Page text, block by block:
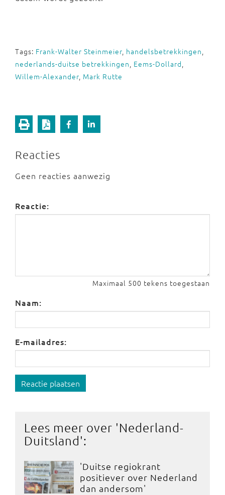
Tags: Frank-Walter Steinmeier, handelsbetrekkingen,
nederlands-duitse betrekkingen, Eems-Dollard,
Willem-Alexander, Mark Rutte
Reacties
Geen reacties aanwezig
Reactie:
Maximaal 500 tekens toegestaan
Naam:
E-mailadres:
Reactie plaatsen
Lees meer over 'Nederland-
Duitsland':
'Duitse regiokrant
positiever over Nederland
dan andersom'